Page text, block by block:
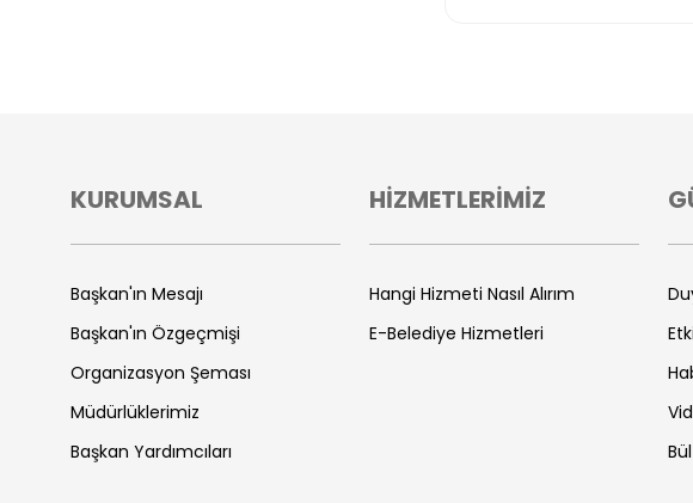
KURUMSAL
Başkan'ın Mesajı
Başkan'ın Özgeçmişi
Organizasyon Şeması
Müdürlüklerimiz
Başkan Yardımcıları
HİZMETLERİMİZ
Hangi Hizmeti Nasıl Alırım
E-Belediye Hizmetleri